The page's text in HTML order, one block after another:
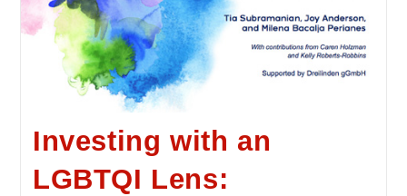
Investing with an
LGBTQI Lens: